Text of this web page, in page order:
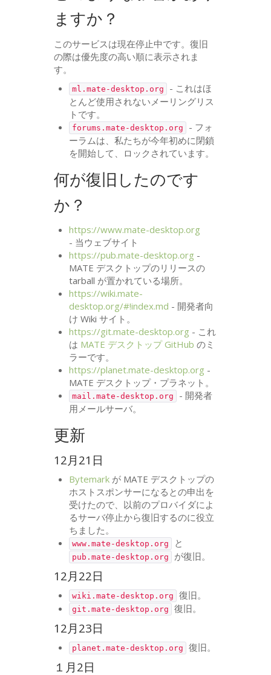
ますか？
このサービスは現在停止中です。復旧
の際は優先度の高い順に表示されま
す。
ml.mate-desktop.org
- これはほ
とんど使用されないメーリングリス
トです。
forums.mate-desktop.org
- フォ
ーラムは、私たちが今年初めに閉鎖
を開始して、ロックされています。
何が復旧したのです
か？
https://www.mate-desktop.org
- 当ウェブサイト
https://pub.mate-desktop.org -
MATE デスクトップのリリースの
tarball が置かれている場所。
https://wiki.mate-
desktop.org/#!index.md - 開発者向
け Wiki サイト。
https://git.mate-desktop.org - これ
は MATE デスクトップ GitHub のミ
ラーです。
https://planet.mate-desktop.org -
MATE デスクトップ・プラネット。
mail.mate-desktop.org
- 開発者
用メールサーバ。
更新
12月21日
Bytemark が MATE デスクトップの
ホストスポンサーになるとの申出を
受けたので、以前のプロバイダによ
るサーバ停止から復旧するのに役立
ちました。
www.mate-desktop.org と
pub.mate-desktop.org が復旧。
12月22日
wiki.mate-desktop.org 復旧。
git.mate-desktop.org 復旧。
12月23日
planet.mate-desktop.org 復旧。
１月2日